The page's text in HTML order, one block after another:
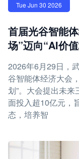
Tue Jun 30 2026
首届光谷智能
场”迈向“AI价
2026年6月29日，
谷智能体经济大会
划”。大会提出未
面投入超10亿元，
态，培养智